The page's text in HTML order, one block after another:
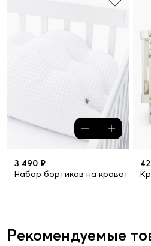
3 490 ₽
Набор бортиков на кроватку, 3
Рекомендуемые